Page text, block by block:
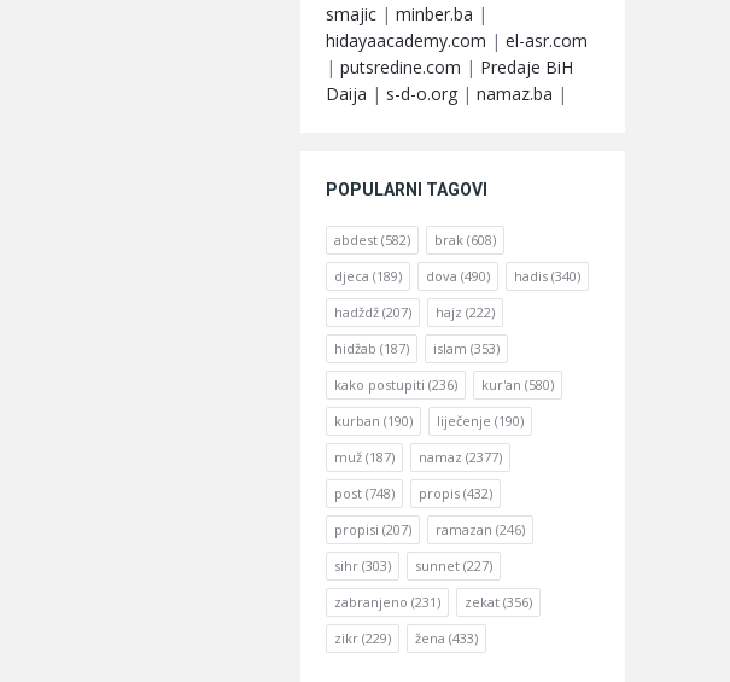
smajic | minber.ba |
hidayaacademy.com | el-asr.com
| putsredine.com | Predaje BiH
Daija | s-d-o.org | namaz.ba |
POPULARNI TAGOVI
abdest (582) brak (608)
djeca (189) dova (490) hadis (340)
hadždž (207) hajz (222)
hidžab (187) islam (353)
kako postupiti (236) kur'an (580)
kurban (190) liječenje (190)
muž (187) namaz (2377)
post (748) propis (432)
propisi (207) ramazan (246)
sihr (303) sunnet (227)
zabranjeno (231) zekat (356)
zikr (229) žena (433)